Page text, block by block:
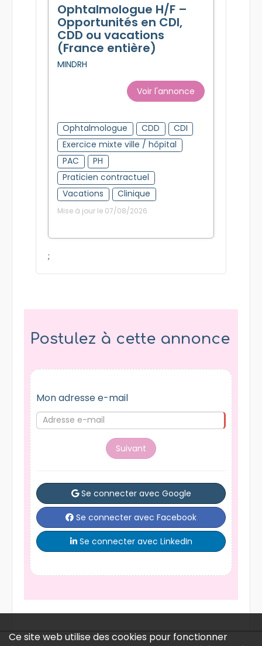
Ophtalmologue H/F –
Opportunités en CDI,
CDD ou vacations
(France entière)
MINDRH
Voir l'annonce
Ophtalmologue CDD
CDI
Exercice mixte ville / hôpital
PAC
PH
Praticien contractuel
Vacations
Clinique
Mise à jour le 07/08/2026
;
Postulez à cette annonce
Mon adresse e-mail
Suivant
Se connecter avec Google
Se connecter avec Facebook
Se connecter avec LinkedIn
Ce site web utilise des cookies pour fonctionner